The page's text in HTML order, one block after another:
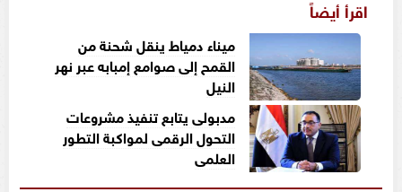
اقرأ أيضاً
ميناء دمياط ينقل شحنة من
القمح إلى صوامع إمبابه عبر نهر
النيل
مدبولى يتابع تنفيذ مشروعات
التحول الرقمى لمواكبة التطور
العلمى